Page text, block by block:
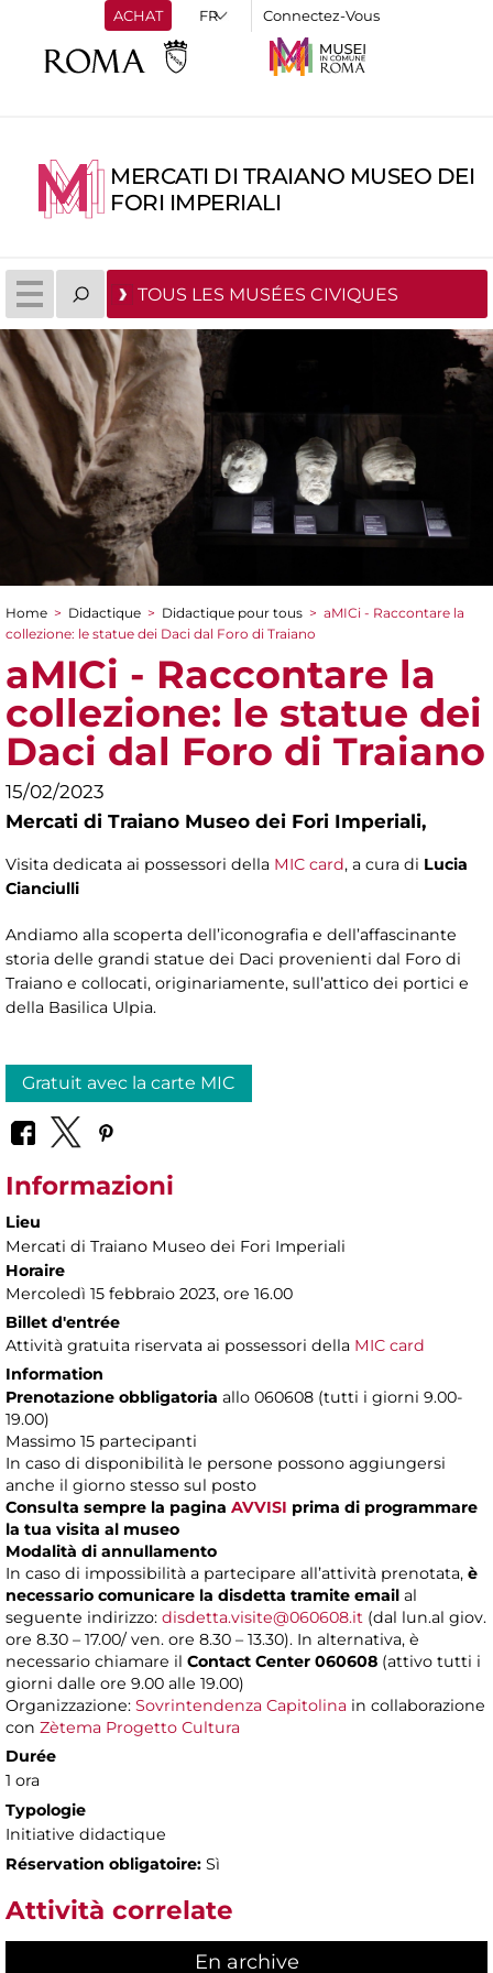
ACHAT Connectez-Vous
MERCATI DI TRAIANO MUSEO DEI
FORI IMPERIALI
TOUS LES MUSÉES CIVIQUES
You are here
Home > Didactique > Didactique pour tous > aMICi - Raccontare la
collezione: le statue dei Daci dal Foro di Traiano
aMICi - Raccontare la
collezione: le statue dei
Daci dal Foro di Traiano
15/02/2023
Mercati di Traiano Museo dei Fori Imperiali,
Visita dedicata ai possessori della MIC card, a cura di Lucia
Cianciulli
Andiamo alla scoperta dell’iconografia e dell’affascinante
storia delle grandi statue dei Daci provenienti dal Foro di
Traiano e collocati, originariamente, sull’attico dei portici e
della Basilica Ulpia.
Gratuit avec la carte MIC
Informazioni
Lieu
Mercati di Traiano Museo dei Fori Imperiali
Horaire
Mercoledì 15 febbraio 2023, ore 16.00
Billet d'entrée
Attività gratuita riservata ai possessori della MIC card
Information
Prenotazione obbligatoria allo 060608 (tutti i giorni 9.00-
19.00)
Massimo 15 partecipanti
In caso di disponibilità le persone possono aggiungersi
anche il giorno stesso sul posto
Consulta sempre la pagina AVVISI prima di programmare
la tua visita al museo
Modalità di annullamento
In caso di impossibilità a partecipare all’attività prenotata, è
necessario comunicare la disdetta tramite email al
seguente indirizzo: disdetta.visite@060608.it (dal lun.al giov.
ore 8.30 – 17.00/ ven. ore 8.30 – 13.30). In alternativa, è
necessario chiamare il Contact Center 060608 (attivo tutti i
giorni dalle ore 9.00 alle 19.00)
Organizzazione: Sovrintendenza Capitolina in collaborazione
con Zètema Progetto Cultura
Durée
1 ora
Typologie
Initiative didactique
Réservation obligatoire: Sì
Attività correlate
En archive